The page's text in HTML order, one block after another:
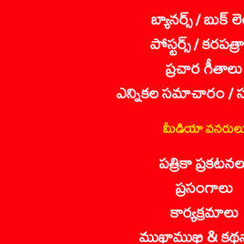
బ్యానర్స్ / బుక్
పోస్టర్స్ /
ప్రచార గీతాలు
ఎన్నికల సమాచారం /
మీడియా
పత్రికా
ప్రసంగాలు
కార్యక్రమాలు
ముఖాముఖి &